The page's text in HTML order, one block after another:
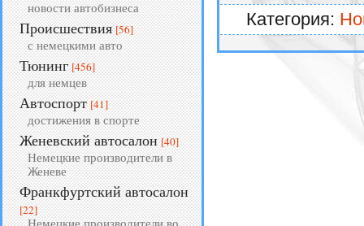
новости автобизнеса
Происшествия [56]
с немецкими авто
Тюнинг [456]
для немцев
Автоспорт [41]
достижения в спорте
Женевский автосалон [40]
Немецкие производители в
Женеве
Франкфуртский автосалон
[22]
Категория: